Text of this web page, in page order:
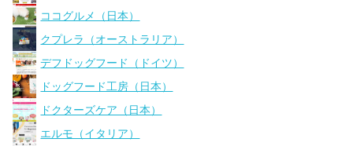
ココグルメ（日本）
クプレラ（オーストラリア）
デフドッグフード（ドイツ）
ドッグフード工房（日本）
ドクターズケア（日本）
エルモ（イタリア）